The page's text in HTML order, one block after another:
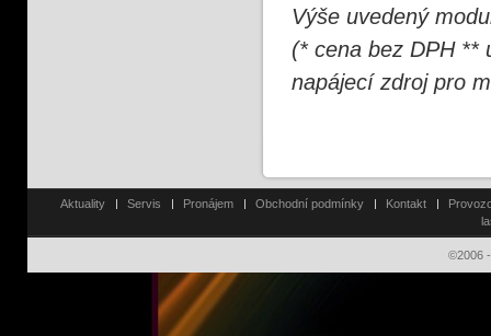
Výše uvedený
(* cena bez DPH **
napájecí zdroj pro
Aktuality Servis Pronájem Obchodní podmínky Kontakt
©2006